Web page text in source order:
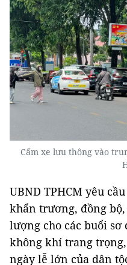
Cấm xe lưu thông vào
UBND TPHCM yêu
khẩn trương, đồng
lượng cho các buổi sơ
không khí trang
ngày lễ lớn của dân